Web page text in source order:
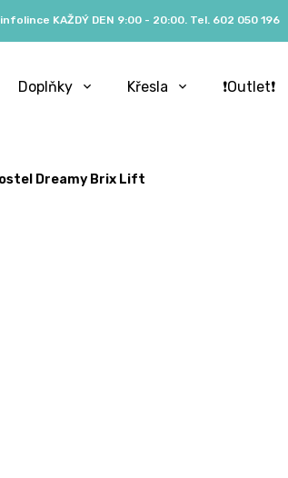
KAŽDÝ DEN 9:00 - 20:00. Tel. 602 050 196
Doplňky Křesla ❗️Outlet❗️
Dreamy Brix Lift